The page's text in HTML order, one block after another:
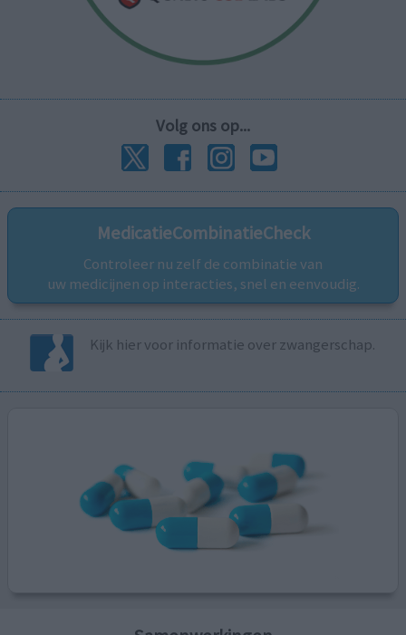
Volg ons op...
MedicatieCombinatieCheck
Controleer nu zelf de combinatie van
uw medicijnen op interacties, snel en eenvoudig.
Kijk hier voor informatie over zwangerschap.